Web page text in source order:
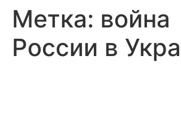
Метка: война
России в